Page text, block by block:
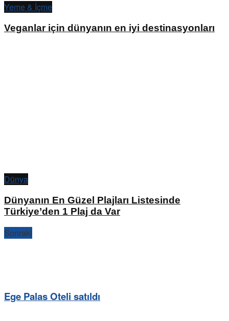
Yeme & İçme
Veganlar için dünyanın en iyi destinasyonları
Dünya
Dünyanın En Güzel Plajları Listesinde
Türkiye’den 1 Plaj da Var
Sonraki
Ege Palas Oteli satıldı